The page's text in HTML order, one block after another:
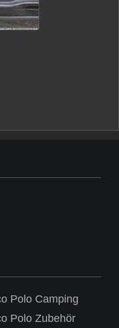
Polo Camping
Polo Zubehör